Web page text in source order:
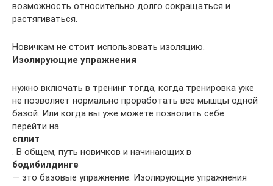
возможность относительно долго сокращаться и
растягиваться.
Новичкам не стоит использовать изоляцию.
Изолирующие упражнения
нужно включать в тренинг тогда, когда тренировка уже
не позволяет нормально проработать все мышцы одной
базой. Или когда вы уже можете позволить себе
перейти на
сплит
. В общем, путь новичков и начинающих в
бодибилдинге
— это базовые упражнение. Изолирующие упражнения